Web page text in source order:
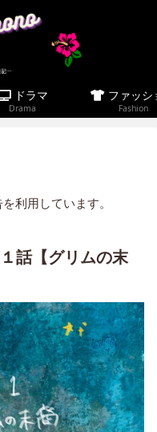
ドラマ
Drama
ファッシ
Fashion
利用しています。
話【グリムの末